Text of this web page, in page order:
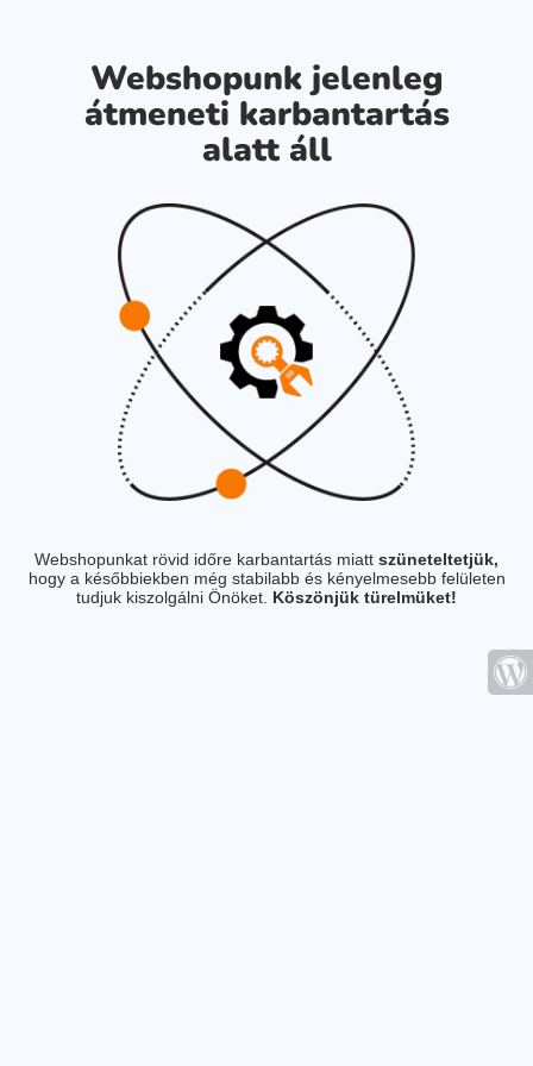
Webshopunk jelenleg
átmeneti karbantartás
alatt áll
Webshopunkat rövid időre karbantartás miatt szüneteltetjük,
hogy a későbbiekben még stabilabb és kényelmesebb felületen
tudjuk kiszolgálni Önöket. Köszönjük türelmüket!